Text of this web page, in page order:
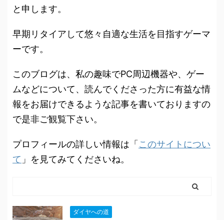
と申します。
早期リタイアして悠々自適な生活を目指すゲーマ
ーです。
このブログは、私の趣味でPC周辺機器や、ゲー
ムなどについて、読んでくださった方に有益な情
報をお届けできるような記事を書いておりますの
で是非ご観覧下さい。
プロフィールの詳しい情報は「 このサイトについ
て 」を見てみてくださいね。
ダイヤへの道